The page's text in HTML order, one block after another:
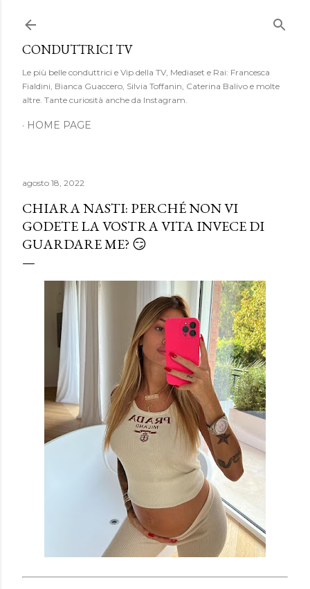
CONDUTTRICI TV
Le più belle conduttrici e Vip della TV, Mediaset e Rai: Francesca
Fialdini, Bianca Guaccero, Silvia Toffanin, Caterina Balivo e molte
altre. Tante curiosità anche da Instagram.
HOME PAGE
agosto 18, 2022
CHIARA NASTI: PERCHÉ NON VI
GODETE LA VOSTRA VITA INVECE DI
GUARDARE ME? 😏